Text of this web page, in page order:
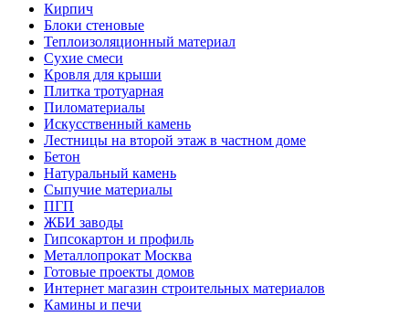
Кирпич
Блоки стеновые
Теплоизоляционный материал
Сухие смеси
Кровля для крыши
Плитка тротуарная
Пиломатериалы
Искусственный камень
Лестницы на второй этаж в частном доме
Бетон
Натуральный камень
Сыпучие материалы
ПГП
ЖБИ заводы
Гипсокартон и профиль
Металлопрокат Москва
Готовые проекты домов
Интернет магазин строительных материалов
Камины и печи